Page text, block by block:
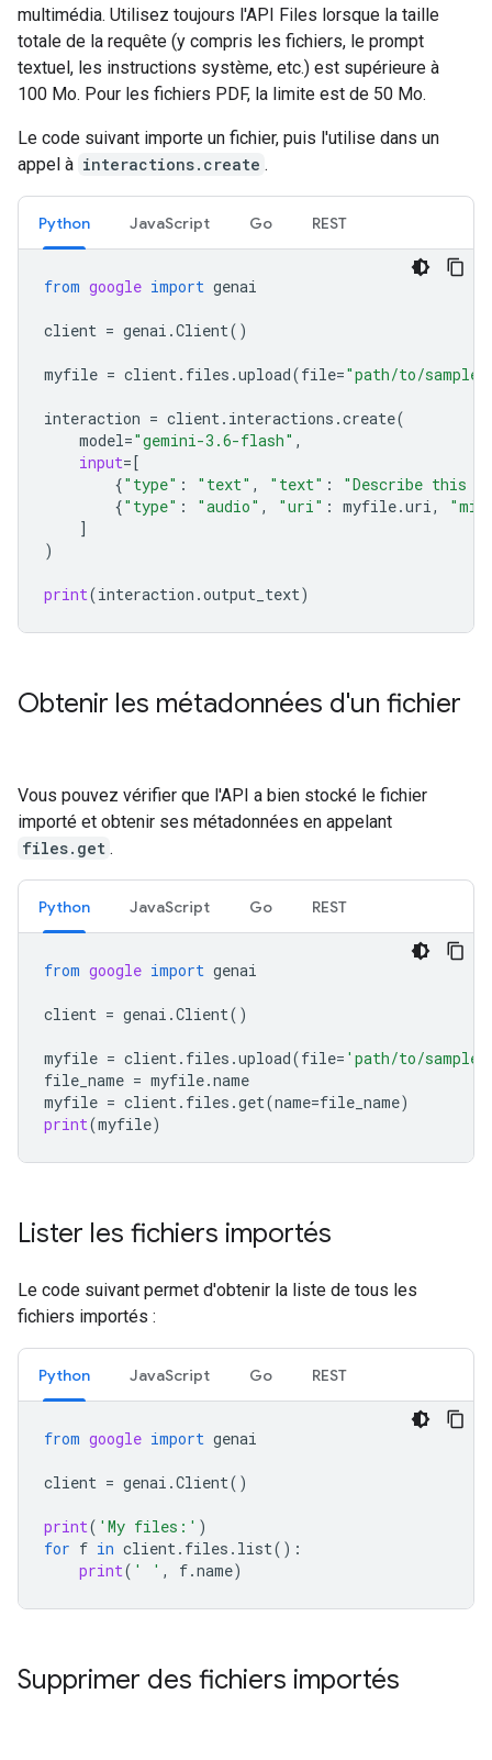
multimédia. Utilisez toujours l'API Files lorsque la taille
totale de la requête (y compris les fichiers, le prompt
textuel, les instructions système, etc.) est supérieure à
100 Mo. Pour les fichiers PDF, la limite est de 50 Mo.
Le code suivant importe un fichier, puis l'utilise dans un
appel à interactions.create .
Python JavaScript Go REST
from google import genai
client = genai .Client()
myfile = client. files .upload(file="path/to/
interaction = client. interactions .create(
model="gemini-3.6-flash" ,
input=[
{"type" : "text" , "text" :
"Describe this
{"type" : "audio" , "uri" : myfile.uri,
]
)
print(interaction .output_text)
Obtenir les métadonnées d'un fichier
Vous pouvez vérifier que l'API a bien stocké le fichier
importé et obtenir ses métadonnées en appelant
files.get .
Python JavaScript Go REST
from google import genai
client = genai .Client()
myfile = client. files .upload(file= 'path/to/
file_name = myfile.name
myfile = client. files .get(name=file_name)
print(myfile)
Lister les fichiers importés
Le code suivant permet d'obtenir la liste de tous les
fichiers importés :
Python JavaScript Go REST
from google import genai
client = genai .Client()
print( 'My files:' )
for f in client. files . list():
print( ' ' , f.name)
Supprimer des fichiers importés